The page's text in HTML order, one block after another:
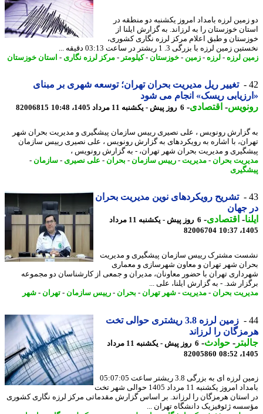
لرزه بامداد امروز یکشنبه دو منطقه در
خوزستان را به لرزاند. به گزارش ایلنا از
و طبق اعلام مرکز لرزه نگاری کشوری،
زمین لرزه با بزرگی 3. 1 ریشتر در ساعت 03:13 دقیقه ...
لرزه - لرزه - زمین -خوزستان-کیلومتر-مرکز لرزه نگاری- استان خوزستان
تغییر ریل مدیریت بحران تهران؛ توسعه شهری بر مبنای
ریسک» انجام می شود
-اقتصادی-6 روز پیش - یکشنبه 11 مرداد 1405، 10:48 82006815
رونویس ، علی نصیری رییس سازمان پیشگیری و مدیریت بحران شهر
با اشاره به رویکردهای به گزارش رونویس ، علی نصیری رییس سازمان
و مدیریت بحران شهر تهران، - به گزارش رونویس ،
بحران- مدیریت-رییس سازمان -بحران- علی نصیری- سازمان -
تشریح رویکردهای نوین مدیریت بحران
جهان
-اقتصادی-
6 روز پیش - یکشنبه 11 مرداد
82006704
مشترک رییس سازمان پیشگیری و مدیریت
شهر تهران و معاون شهرسازی و معماری
تهران با حضور معاونان، مدیران و جمعی از کارشناسان دو مجموعه
شد. - به گزارش ایلنا، علی ...
بحران- مدیریت-شهر تهران- بحران- رییس سازمان -تهران- شهر
زمین لرزه 3.8 ریشتری حوالی تخت
را لرزاند
-حوادث -
6 روز پیش - یکشنبه 11 مرداد
82005860
زمین لرزه ای به بزرگی 3.8 ریشتر ساعت 05:07:05
بامداد امروز یکشنبه 11 مرداد 1405 حوالی شهر تخت
هرمزگان را لرزاند. بر اساس گزارش مقدماتی مرکز لرزه نگاری کشوری
ژئوفیزیک دانشگاه تهران ...